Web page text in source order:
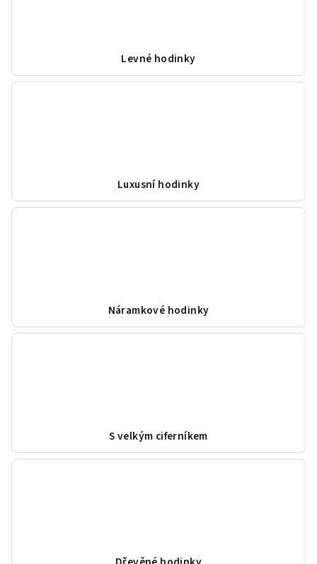
Levné hodinky
Luxusní hodinky
Náramkové hodinky
S velkým ciferníkem